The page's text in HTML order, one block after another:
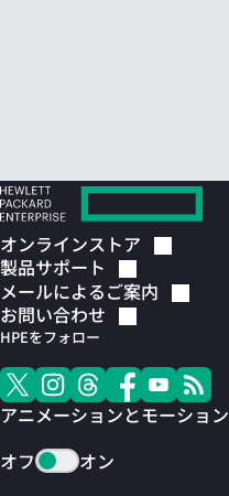
オンラインストア
製品サポート
メールによるご案内
お問い合わせ
HPEをフォロー
アニメーションとモーション
オフ
オン